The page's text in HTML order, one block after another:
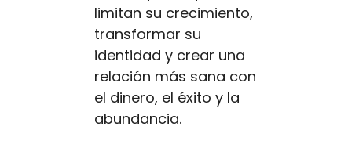
limitan su crecimiento,
transformar su
identidad y crear una
relación más sana con
el dinero, el éxito y la
abundancia.